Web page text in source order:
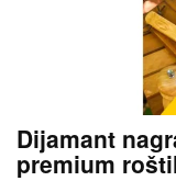
Dijamant
premium